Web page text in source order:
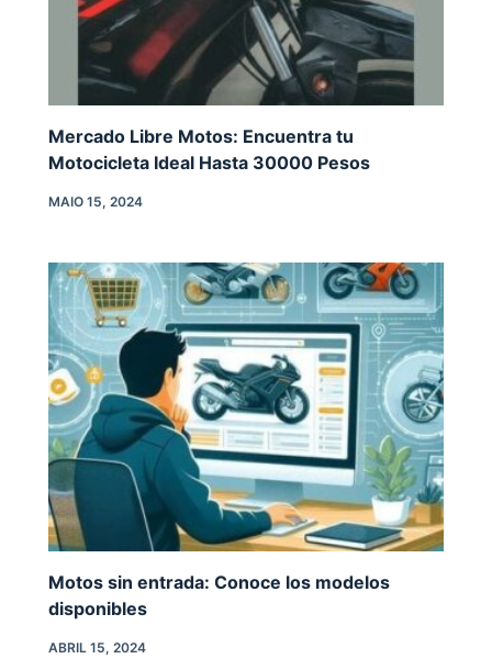
Mercado Libre Motos: Encuentra tu
Motocicleta Ideal Hasta 30000 Pesos
MAIO 15, 2024
Motos sin entrada: Conoce los modelos
disponibles
ABRIL 15, 2024